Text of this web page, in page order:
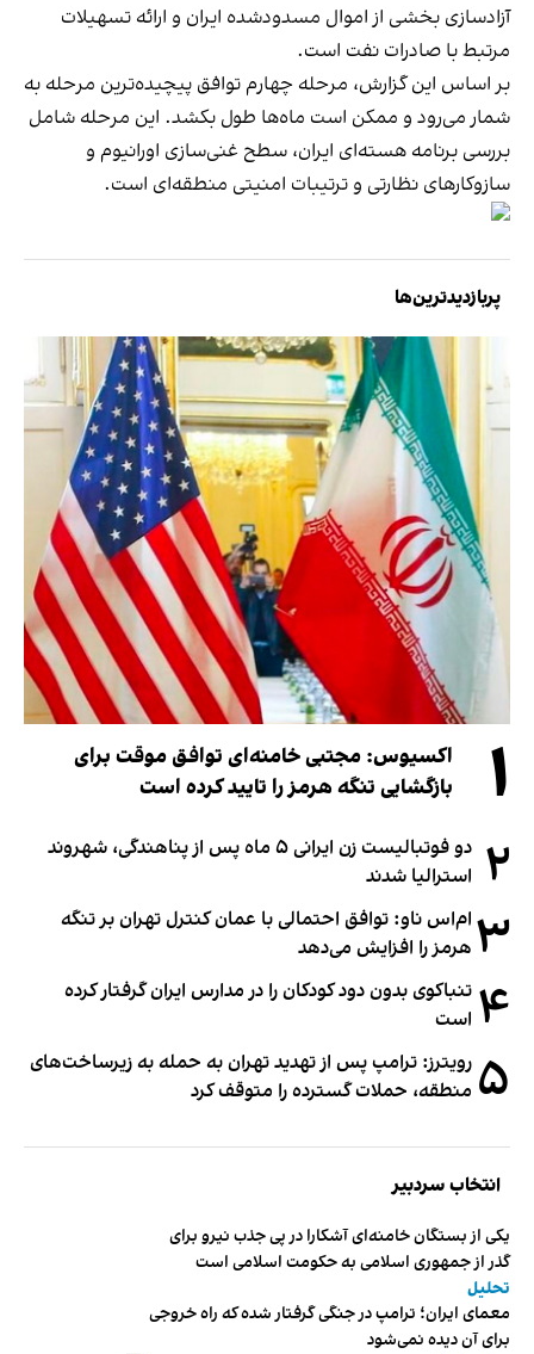
آزادسازی بخشی از اموال مسدودشده ایران و ارائه تسهیلات
مرتبط با صادرات نفت است.
بر اساس این گزارش، مرحله چهارم توافق پیچیده‌ترین مرحله به
شمار می‌رود و ممکن است ماه‌ها طول بکشد. این مرحله شامل
بررسی برنامه هسته‌ای ایران، سطح غنی‌سازی اورانیوم و
سازوکارهای نظارتی و ترتیبات امنیتی منطقه‌ای است.
پربازدیدترین‌ها
۱
اکسیوس: مجتبی خامنه‌ای توافق موقت برای
بازگشایی تنگه هرمز را تایید کرده است
۲
دو فوتبالیست زن ایرانی ۵ ماه پس از پناهندگی، شهروند
استرالیا شدند
۳ ام‌اس ناو: توافق احتمالی با عمان کنترل تهران بر تنگه
هرمز را افزایش می‌دهد
۴ تنباکوی بدون دود کودکان را در مدارس ایران گرفتار کرده
است
۵ رویترز: ترامپ پس از تهدید تهران به حمله به زیرساخت‌های
منطقه، حملات گسترده را متوقف کرد
انتخاب سردبیر
یکی از بستگان خامنه‌ای آشکارا در پی جذب نیرو برای
گذر از جمهوری اسلامی به حکومت اسلامی است
تحلیل
معمای ایران؛ ترامپ در جنگی گرفتار شده که راه خروجی
برای آن دیده نمی‌شود